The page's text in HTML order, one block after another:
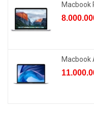
Macbook
Macbook